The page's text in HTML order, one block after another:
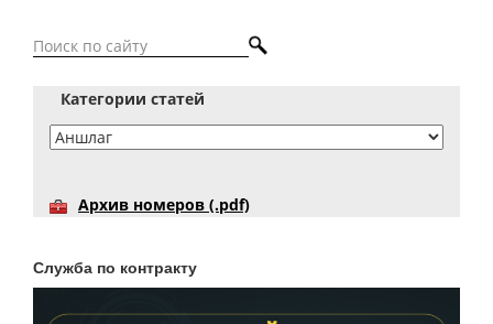
Категории статей
Архив номеров (.pdf)
Служба по контракту